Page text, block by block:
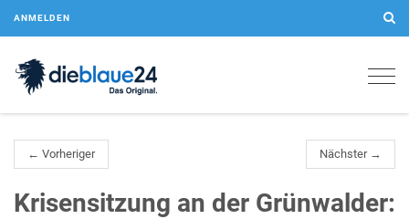
ANMELDEN
← Vorheriger Nächster →
Krisensitzung an der Grünwalder: